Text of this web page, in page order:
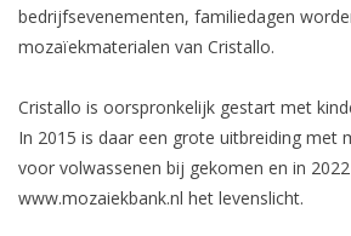
Video-instructies
Klantbeoordelingen
Wie zijn wij?
bedrijfsevenementen, familiedagen
mozaïekmaterialen van Cristallo.
Cristallo is oorspronkelijk gestart met
In 2015 is daar een grote uitbreiding met
voor volwassenen bij gekomen en in
www.mozaiekbank.nl het levenslicht.